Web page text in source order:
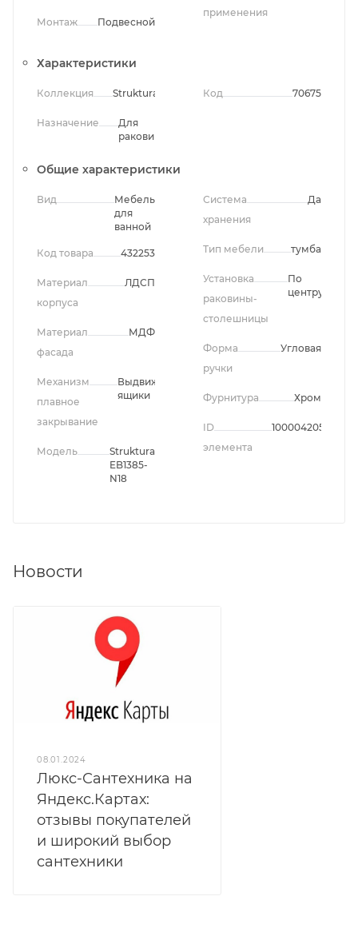
Монтаж Подвесной
применения
Характеристики
Коллекция Struktura
Назначение
Для
раковины
Код 70675
Общие характеристики
Вид
Мебель
для
ванной
Код товара 432253
Материал
корпуса
ЛДСП
Материал
фасада
МДФ
Механизм
плавное
закрывание
Выдвижные
ящики
Модель
Struktura
EB1385-
N18
Система
хранения
Да
Тип мебели тумба
Установка
раковины-
столешницы
По
центру
Форма
ручки
Угловая
Фурнитура Хром
ID
элемента
1000042050
Новости
08.01.2024
Люкс-Сантехника на
Яндекс.Картах:
отзывы покупателей
и широкий выбор
сантехники